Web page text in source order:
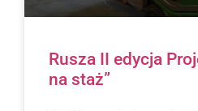
Rusza II edycja
na staż”